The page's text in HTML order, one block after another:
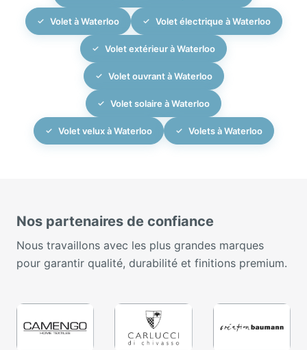
Volet à Waterloo Volet électrique à Waterloo
Volet extérieur à Waterloo
Volet ouvrant à Waterloo
Volet solaire à Waterloo
Volet velux à Waterloo Volets à Waterloo
Nos partenaires de confiance
Nous travaillons avec les plus grandes marques
pour garantir qualité, durabilité et finitions premium.